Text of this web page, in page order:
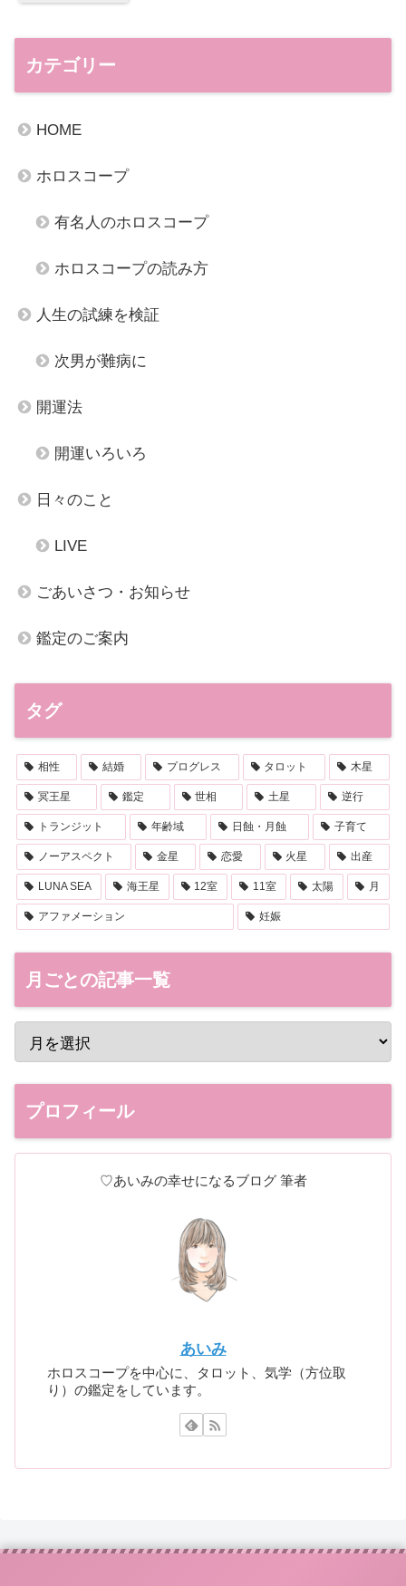
カテゴリー
HOME
ホロスコープ
有名人のホロスコープ
ホロスコープの読み方
人生の試練を検証
次男が難病に
開運法
開運いろいろ
日々のこと
LIVE
ごあいさつ・お知らせ
鑑定のご案内
タグ
相性 結婚 プログレス タロット 木星
冥王星 鑑定 世相 土星 逆行
トランジット 年齢域 日蝕・月蝕 子育て
ノーアスペクト 金星 恋愛 火星 出産
LUNA SEA 海王星 12室 11室 太陽 月
アファメーション 妊娠
月ごとの記事一覧
プロフィール
♡あいみの幸せになるブログ 筆者
あいみ
ホロスコープを中心に、タロット、気学（方位取
り）の鑑定をしています。